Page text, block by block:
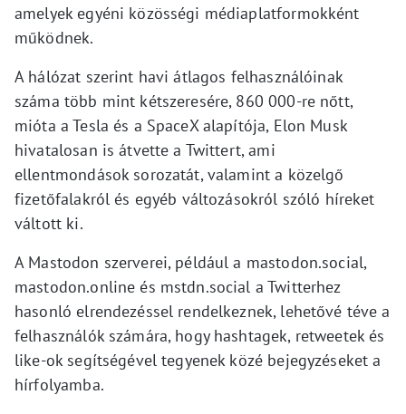
amelyek egyéni közösségi médiaplatformokként
működnek.
A hálózat szerint havi átlagos felhasználóinak
száma több mint kétszeresére, 860 000-re nőtt,
mióta a Tesla és a SpaceX alapítója, Elon Musk
hivatalosan is átvette a Twittert, ami
ellentmondások sorozatát, valamint a közelgő
fizetőfalakról és egyéb változásokról szóló híreket
váltott ki.
A Mastodon szerverei, például a mastodon.social,
mastodon.online és mstdn.social a Twitterhez
hasonló elrendezéssel rendelkeznek, lehetővé téve a
felhasználók számára, hogy hashtagek, retweetek és
like-ok segítségével tegyenek közé bejegyzéseket a
hírfolyamba.